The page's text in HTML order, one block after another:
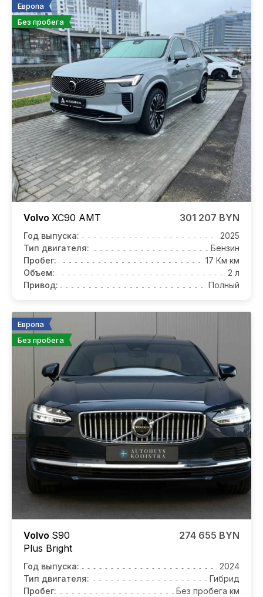
Европа
Без пробега
Volvo XC90 AMT 301 207 BYN
Год выпуска:
2025
Тип двигателя:
Бензин
Пробег:
17 Км км
Объем:
2 л
Привод:
Полный
Европа
Без пробега
Volvo S90
Plus Bright
274 655 BYN
Год выпуска:
2024
Тип двигателя:
Гибрид
Пробег:
Без пробега км